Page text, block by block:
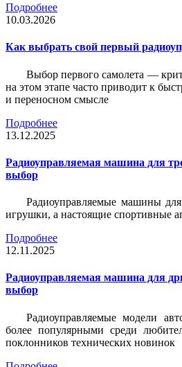
Подробнее
10.03.2026
Как выбрать свой первый
Выбор первого самолета —
на этом этапе часто приводит к
и переносном смысле
Подробнее
13.12.2025
Радиоуправляемая машина для
выбор
Радиоуправляемые машины
игрушки, а настоящие спортивные
Подробнее
12.11.2025
Радиоуправляемая машина для
выбор
Радиоуправляемые модели
более популярными среди
поклонников технических новинок